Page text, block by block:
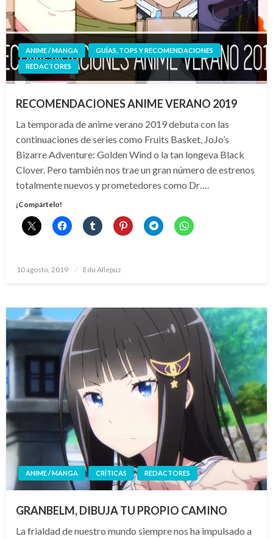
ANIME / MANGA
GUÍAS, TOPS Y RECOMENDACIONES
REDACTORES
RECOMENDACIONES ANIME VERANO 2019
La temporada de anime verano 2019 debuta con las
continuaciones de series como Fruits Basket, JoJo’s
Bizarre Adventure: Golden Wind o la tan longeva Black
Clover. Pero también nos trae un gran número de estrenos
totalmente nuevos y prometedores como Dr….
¡Compártelo!
Publicado
10 agosto, 2019 Edu Allepuz
ANIME / MANGA CRÍTICAS REDACTORES
GRANBELM, DIBUJA TU PROPIO CAMINO
La frialdad de nuestro mundo siempre nos ha impulsado a